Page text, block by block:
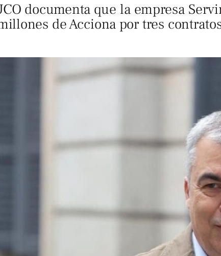
documenta que la empresa
de Acciona por tres